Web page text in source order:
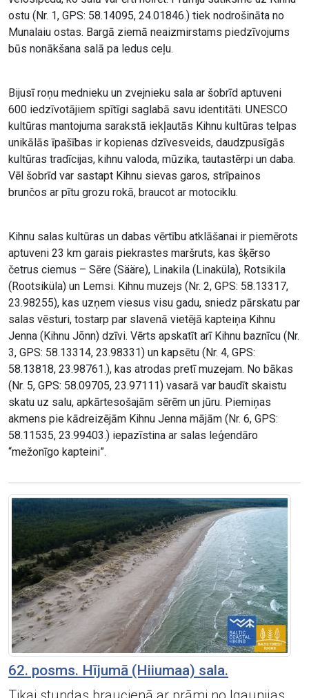
ostu (Nr. 1, GPS: 58.14095, 24.01846.) tiek nodrošināta no
Munalaiu ostas. Bargā ziemā neaizmirstams piedzīvojums
būs nonākšana salā pa ledus ceļu.
Bijusī roņu mednieku un zvejnieku sala ar šobrīd aptuveni
600 iedzīvotājiem spītīgi saglabā savu identitāti. UNESCO
kultūras mantojuma sarakstā iekļautās Kihnu kultūras telpas
unikālās īpašības ir kopienas dzīvesveids, daudzpusīgās
kultūras tradīcijas, kihnu valoda, mūzika, tautastērpi un daba.
Vēl šobrīd var sastapt Kihnu sievas garos, strīpainos
brunčos ar pītu grozu rokā, braucot ar motociklu.
Kihnu salas kultūras un dabas vērtību atklāšanai ir piemērots
aptuveni 23 km garais piekrastes maršruts, kas šķērso
četrus ciemus – Sēre (Sääre), Linakila (Linaküla), Rotsikila
(Rootsiküla) un Lemsi. Kihnu muzejs (Nr. 2, GPS: 58.13317,
23.98255), kas uzņem viesus visu gadu, sniedz pārskatu par
salas vēsturi, tostarp par slavenā vietējā kapteiņa Kihnu
Jenna (Kihnu Jõnn) dzīvi. Vērts apskatīt arī Kihnu baznīcu (Nr.
3, GPS: 58.13314, 23.98331) un kapsētu (Nr. 4, GPS:
58.13818, 23.98761.), kas atrodas pretī muzejam. No bākas
(Nr. 5, GPS: 58.09705, 23.97111) vasarā var baudīt skaistu
skatu uz salu, apkārtesošajām sērēm un jūru. Piemiņas
akmens pie kādreizējām Kihnu Jenna mājām (Nr. 6, GPS:
58.11535, 23.99403.) iepazīstina ar salas leģendāro
“mežonīgo kapteini”.
62. posms. Hījumā (Hiiumaa) sala.